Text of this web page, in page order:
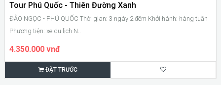
Tour Phú Quốc - Thiên Đường Xanh
ĐẢO NGỌC - PHÚ QUỐC Thời gian: 3 ngày 2 đêm Khởi hành: hàng tuần
Phương tiện: xe du lịch N..
4.350.000 vnđ
ĐẶT TRƯỚC